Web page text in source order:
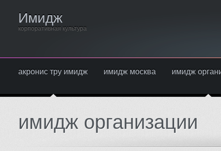
Имидж
корпоративная культура
акронис тру имидж имидж москва имидж
имидж организации